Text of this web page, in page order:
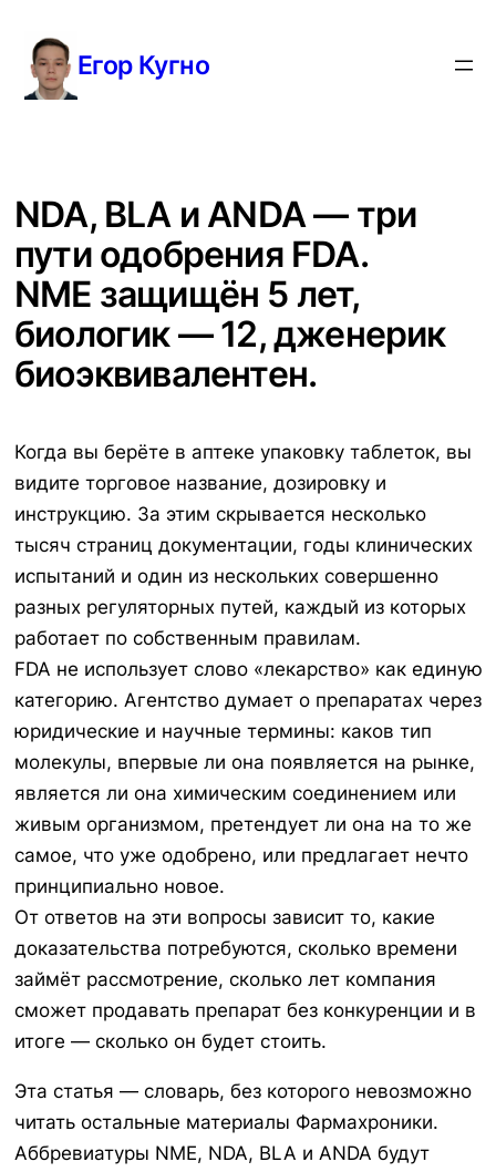
содержимому
Егор Кугно
NDA, BLA и ANDA — три
пути одобрения FDA.
NME защищён 5 лет,
биологик — 12, дженерик
биоэквивалентен.
Когда вы берёте в аптеке упаковку таблеток, вы
видите торговое название, дозировку и
инструкцию. За этим скрывается несколько
тысяч страниц документации, годы клинических
испытаний и один из нескольких совершенно
разных регуляторных путей, каждый из которых
работает по собственным правилам.
FDA не использует слово «лекарство» как единую
категорию. Агентство думает о препаратах через
юридические и научные термины: каков тип
молекулы, впервые ли она появляется на рынке,
является ли она химическим соединением или
живым организмом, претендует ли она на то же
самое, что уже одобрено, или предлагает нечто
принципиально новое.
От ответов на эти вопросы зависит то, какие
доказательства потребуются, сколько времени
займёт рассмотрение, сколько лет компания
сможет продавать препарат без конкуренции и в
итоге — сколько он будет стоить.
Эта статья — словарь, без которого невозможно
читать остальные материалы Фармахроники.
Аббревиатуры NME, NDA, BLA и ANDA будут